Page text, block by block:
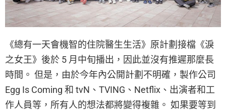
《總有一天會機智的住院醫生生活》原計劃接檔《淚
之女王》後於 5 月中旬播出，因此並沒有推遲那麼長
時間。 但是，由於今年內公開計劃不明確，製作公司
Egg Is Coming 和 tvN、TVING、Netflix、出演者和工
作人員等，所有人的想法都將變得複雜。 如果要等到